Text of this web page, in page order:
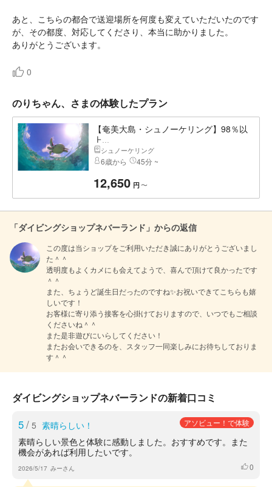
あと、こちらの都合で送迎場所を何度も変えていただいたのです
が、その都度、対応してくださり、本当に助かりました。
ありがとうございます。
0
のりちゃん、さまの体験したプラン
【奄美大島・シュノーケリング】98％以
上...
シュノーケリング
6歳から 45分 ~
12,650 円 〜
「ダイビングショップネバーランド」からの返信
この度は当ショップをご利用いただき誠にありがとうございまし
た＾＾
透明度もよくカメにも会えてようで、喜んで頂けて良かったです
＾＾
また、ちょうど誕生日だったのですね✨お祝いできてこちらも嬉
しいです！
お客様に寄り添う接客を心掛けておりますので、いつでもご相談
くださいね＾＾
また是非遊びにいらしてください！
またお会いできるのを、スタッフ一同楽しみにお待ちしておりま
す＾＾
ダイビングショップネバーランドの新着口コミ
5/ 5 素晴らしい！ アソビュー！で体験
素晴らしい景色と体験に感動しました。おすすめです。また
機会があれば利用したいです。
2026/5/17 みーさん いいね
0